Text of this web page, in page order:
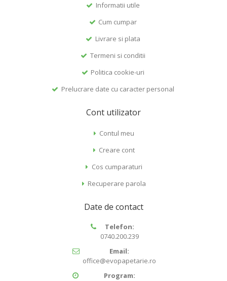
Informatii utile
Cum cumpar
Livrare si plata
Termeni si conditii
Politica cookie-uri
Prelucrare date cu caracter personal
Cont utilizator
Contul meu
Creare cont
Cos cumparaturi
Recuperare parola
Date de contact
Telefon:
0740.200.239
Email:
office@evopapetarie.ro
Program: